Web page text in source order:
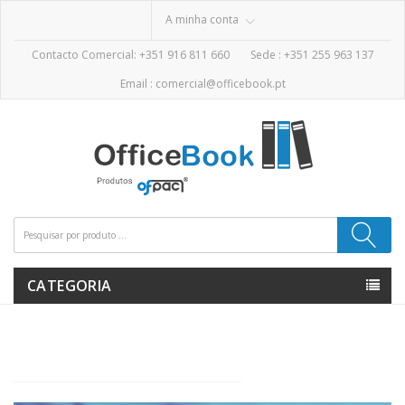
A minha conta
Contacto Comercial: +351 916 811 660 Sede : +351 255 963 137
Email : comercial@officebook.pt
CATEGORIA